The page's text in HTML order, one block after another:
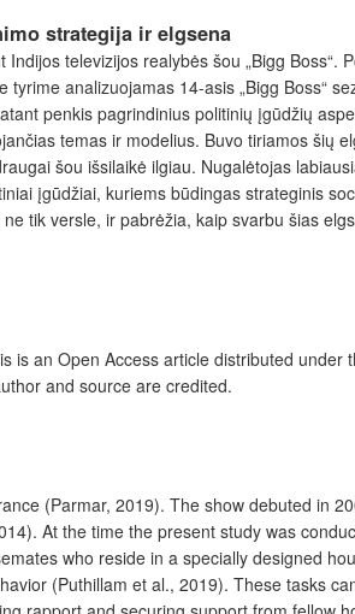
strategija ir elgsena
televizijos realybės šou „Bigg
analizuojamas 14-asis „Bigg Boss“
penkis pagrindinius politinių įgūdžių
temas ir modelius. Buvo tiriamos šių
šou išsilaikė ilgiau. Nugalėtojas
įgūdžiai, kuriems būdingas strateginis
tik versle, ir pabrėžia, kaip svarbu šias
is an Open Access article distributed under
and source are credited.
(Parmar, 2019). The show debuted in
At the time the present study was
who reside in a specially designed
(Puthillam et al., 2019). These tasks